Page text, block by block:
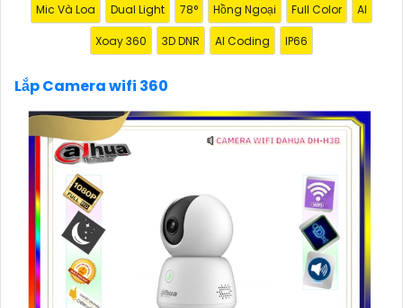
Mic Và Loa Dual Light 78° Hồng Ngoại Full Color AI
Xoay 360 3D DNR AI Coding IP66
Lắp Camera wifi 360